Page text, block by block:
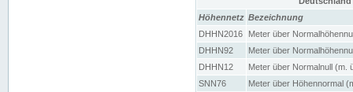
Höhennetz Bezeichnung
DHHN2016
Meter über
DHHN92
Meter über
DHHN12
Meter über Normalnull (m.
SNN76
Meter über Höhennormal